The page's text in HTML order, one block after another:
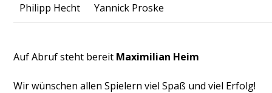
Philipp Hecht Yannick Proske
Auf Abruf steht bereit Maximilian Heim
Wir wünschen allen Spielern viel Spaß und viel Erfolg!